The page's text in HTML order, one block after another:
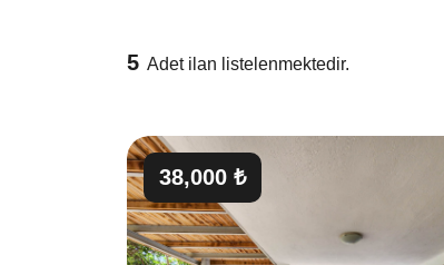
5 Adet ilan listelenmektedir.
38,000 ₺